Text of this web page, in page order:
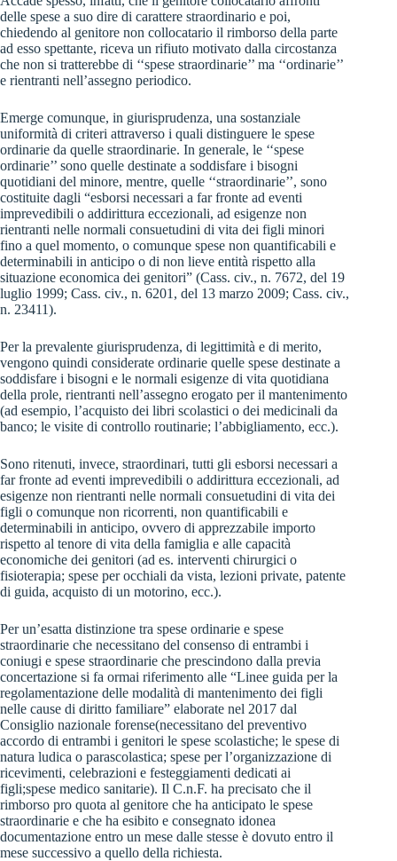
delle spese a suo dire di carattere straordinario e poi,
chiedendo al genitore non collocatario il rimborso della parte
ad esso spettante, riceva un rifiuto motivato dalla circostanza
che non si tratterebbe di ‘‘spese straordinarie’’ ma ‘‘ordinarie’’
e rientranti nell’assegno periodico.
Emerge comunque, in giurisprudenza, una sostanziale
uniformità di criteri attraverso i quali distinguere le spese
ordinarie da quelle straordinarie. In generale, le ‘‘spese
ordinarie’’ sono quelle destinate a soddisfare i bisogni
quotidiani del minore, mentre, quelle ‘‘straordinarie’’, sono
costituite dagli “esborsi necessari a far fronte ad eventi
imprevedibili o addirittura eccezionali, ad esigenze non
rientranti nelle normali consuetudini di vita dei figli minori
fino a quel momento, o comunque spese non quantificabili e
determinabili in anticipo o di non lieve entità rispetto alla
situazione economica dei genitori” (Cass. civ., n. 7672, del 19
luglio 1999; Cass. civ., n. 6201, del 13 marzo 2009; Cass. civ.,
n. 23411).
Per la prevalente giurisprudenza, di legittimità e di merito,
vengono quindi considerate ordinarie quelle spese destinate a
soddisfare i bisogni e le normali esigenze di vita quotidiana
della prole, rientranti nell’assegno erogato per il mantenimento
(ad esempio, l’acquisto dei libri scolastici o dei medicinali da
banco; le visite di controllo routinarie; l’abbigliamento, ecc.).
Sono ritenuti, invece, straordinari, tutti gli esborsi necessari a
far fronte ad eventi imprevedibili o addirittura eccezionali, ad
esigenze non rientranti nelle normali consuetudini di vita dei
figli o comunque non ricorrenti, non quantificabili e
determinabili in anticipo, ovvero di apprezzabile importo
rispetto al tenore di vita della famiglia e alle capacità
economiche dei genitori (ad es. interventi chirurgici o
fisioterapia; spese per occhiali da vista, lezioni private, patente
di guida, acquisto di un motorino, ecc.).
Per un’esatta distinzione tra spese ordinarie e spese
straordinarie che necessitano del consenso di entrambi i
coniugi e spese straordinarie che prescindono dalla previa
concertazione si fa ormai riferimento alle “Linee guida per la
regolamentazione delle modalità di mantenimento dei figli
nelle cause di diritto familiare” elaborate nel 2017 dal
Consiglio nazionale forense(necessitano del preventivo
accordo di entrambi i genitori le spese scolastiche; le spese di
natura ludica o parascolastica; spese per l’organizzazione di
ricevimenti, celebrazioni e festeggiamenti dedicati ai
figli;spese medico sanitarie). Il C.n.F. ha precisato che il
rimborso pro quota al genitore che ha anticipato le spese
straordinarie e che ha esibito e consegnato idonea
documentazione entro un mese dalle stesse è dovuto entro il
mese successivo a quello della richiesta.